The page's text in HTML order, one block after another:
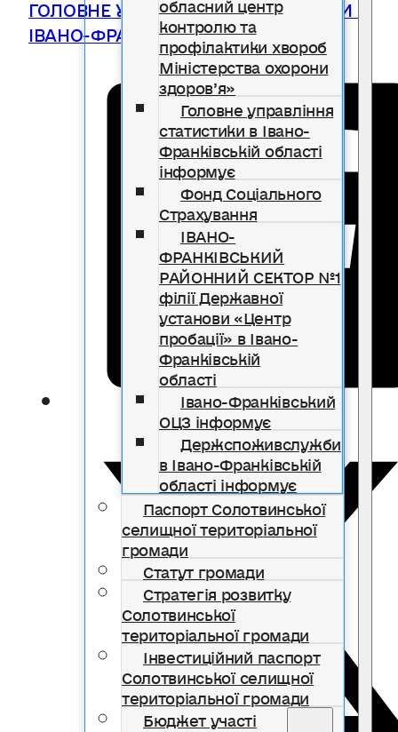
контролю та
профілактики хвороб
Міністерства охорони
здоров’я»
Головне управління
статистики в Івано-
Франківській області
інформує
Фонд Соціального
Страхування
ІВАНО-
ФРАНКІВСЬКИЙ
РАЙОННИЙ СЕКТОР №1
філії Державної
установи «Центр
пробації» в Івано-
Франківській
області
Івано-Франківський
ОЦЗ інформує
Держспоживслужби
в Івано-Франківській
області інформує
Паспорт Солотвинської
селищної територіальної
громади
Статут громади
Стратегія розвитку
Солотвинської
територіальної громади
Інвестиційний паспорт
Солотвинської селищної
територіальної громади
Бюджет участі
ІВАНО-ФРАНКІВСЬКІЙ ОБЛАСТІ